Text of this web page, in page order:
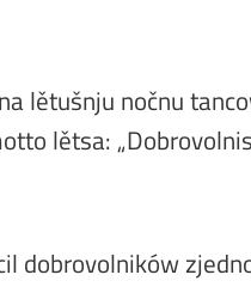
lětušnju nočnu
lětsa:
dobrovolników